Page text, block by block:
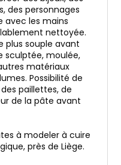
des personnages
avec les mains
nettoyée.
plus souple avant
sculptée, moulée,
matériaux
Possibilité de
paillettes, de
de la pâte avant
à modeler à cuire
près de Liège.